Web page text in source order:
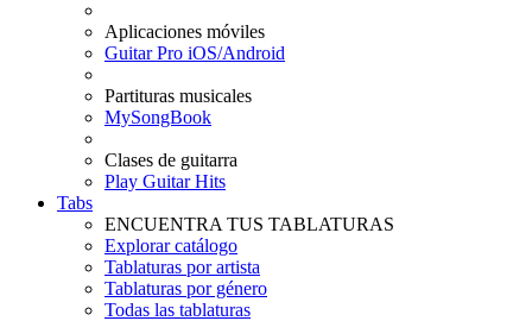
Aplicaciones móviles
Guitar Pro iOS/Android
Partituras musicales
MySongBook
Clases de guitarra
Play Guitar Hits
Tabs
ENCUENTRA TUS TABLATURAS
Explorar catálogo
Tablaturas por artista
Tablaturas por género
Todas las tablaturas